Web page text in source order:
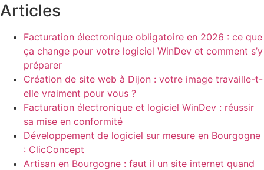
Articles
Facturation électronique obligatoire en 2026 : ce que
ça change pour votre logiciel WinDev et comment s’y
préparer
Création de site web à Dijon : votre image travaille-t-
elle vraiment pour vous ?
Facturation électronique et logiciel WinDev : réussir
sa mise en conformité
Développement de logiciel sur mesure en Bourgogne
: ClicConcept
Artisan en Bourgogne : faut il un site internet quand